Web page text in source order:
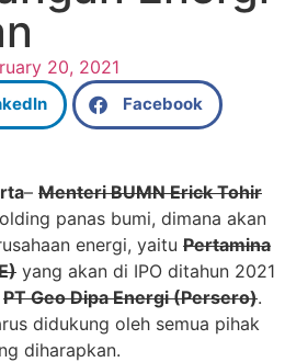
20, 2021
Facebook
– Menteri BUMN Erick Tohir
panas bumi, dimana akan
energi, yaitu Pertamina
yang akan di IPO ditahun 2021
PT Geo Dipa Energi (Persero).
didukung oleh semua pihak
diharapkan.